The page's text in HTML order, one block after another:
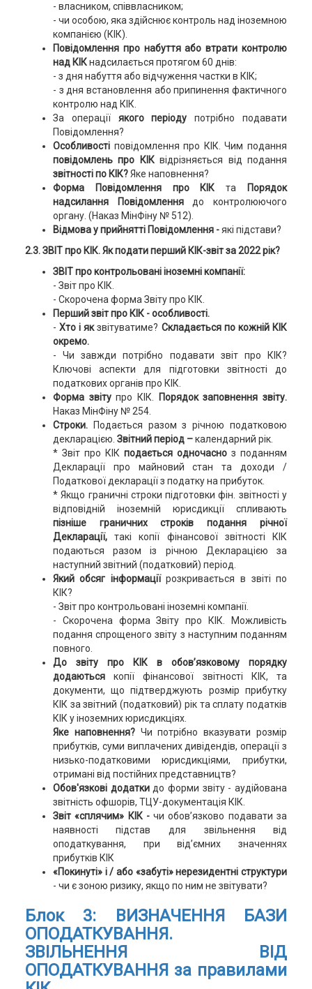
- власником, співвласником;
- чи особою, яка здійснює контроль над іноземною
компанією (КІК).
Повідомлення про набуття або втрати контролю
над КІКнадсилається протягом 60 днів:
- з дня набуття або відчуження частки в КІК;
- з дня встановлення або припинення фактичного
контролю над КІК.
За операції якого періоду потрібно подавати
Повідомлення?
Особливості повідомлення про КІК. Чим подання
повідомлень про КІКвідрізняється від подання
звітності по КІК?Яке наповнення?
Форма Повідомлення про КІК та
Порядок
надсилання Повідомленнядо контролюючого
органу. (Наказ МінФіну № 512).
Відмова у прийнятті Повідомлення -які підстави?
2.3. ЗВІТ про КІК. Як подати перший КІК-звіт за 2022 рік?
ЗВІТ про контрольовані іноземні компанії:
- Звіт про КІК.
- Скорочена форма Звіту про КІК.
Перший звіт про КІК - особливості.
-Хто і якзвітуватиме? Складається по кожній КІК
окремо.
- Чи завжди потрібно подавати звіт про КІК?
Ключові аспекти для підготовки звітності до
податкових органів про КІК.
Форма звітупро КІК.
Порядок заповнення звіту.
Наказ МінФіну № 254.
Строки.
Подається разом з річною податковою
декларацією. Звітний період –календарний рік.
* Звіт про КІК подається одночасно з поданням
Декларації про майновий стан та доходи /
Податкової декларації з податку на прибуток.
* Якщо граничні строки підготовки фін. звітності у
відповідній іноземній юрисдикції спливають
пізніше граничних строків подання річної
Декларації,такі копії фінансової звітності КІК
подаються разом із річною Декларацією за
наступний звітний (податковий) період.
Який обсяг інформаціїрозкривається в звіті по
КІК?
- Звіт про контрольовані іноземні компанії.
- Скорочена форма Звіту про КІК. Можливість
подання спрощеного звіту з наступним поданням
повного.
До звіту про КІК в обов’язковому порядку
додаютьсякопії фінансової звітності КІК, та
документи, що підтверджують розмір прибутку
КІК за звітний (податковий) рік та сплату податків
КІК у іноземних юрисдикціях.
Яке наповнення? Чи потрібно вказувати розмір
прибутків, суми виплачених дивідендів, операції з
низько-податковими юрисдикціями, прибутки,
отримані від постійних представництв?
Обов'язкові додаткидо форми звіту - аудійована
звітність офшорів, ТЦУ-документація КІК.
Звіт «сплячим» КІК -чи обов’язково подавати за
наявності підстав для звільнення від
оподаткування, при від’ємних значеннях
прибутків КІК
«Покинуті» і / або «забуті» нерезидентні структури
- чи є зоною ризику, якщо по ним не звітувати?
Блок 3:
ВИЗНАЧЕННЯ БАЗИ
ОПОДАТКУВАННЯ.
ЗВІЛЬНЕННЯ ВІД
ОПОДАТКУВАННЯ за правилами